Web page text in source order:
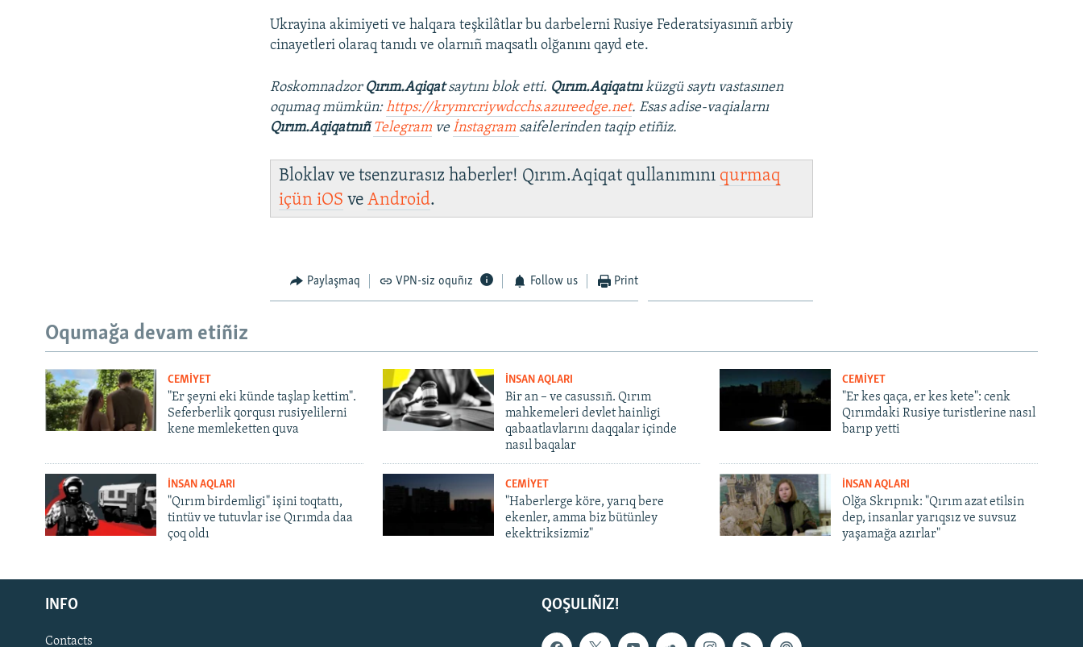
Русский
Українською
Ukrayina akimiyeti ve halqara teşkilâtlar bu darbelerni Rusiye Federatsiyasınıñ arbiy
cinayetleri olaraq tanıdı ve olarnıñ maqsatlı olğanını qayd ete.
Roskomnadzor Qırım.Aqiqatsaytını blok etti. Qırım.Aqiqatnıküzgü saytı vastasınen
oqumaq mümkün:https://krymrcriywdcchs.azureedge.net. Esas adise-vaqialarnı
Qırım.Aqiqatnıñ Telegram veİnstagram saifelerinden taqip etiñiz.
Bloklav ve tsenzurasız haberler! Qırım.Aqiqat qullanımını qurmaq
içüniOS veAndroid.
Paylaşmaq VPN-siz oquñız Follow us Print
Oqumağa devam etiñiz
CEMİYET
"Er şeyni eki künde taşlap kettim".
Seferberlik qorqusı rusiyelilerni
kene memleketten quva
İNSAN AQLARI
Bir an – ve casussıñ. Qırım
mahkemeleri devlet hainligi
qabaatlavlarını daqqalar içinde
nasıl baqalar
CEMİYET
"Er kes qaça, er kes kete": cenk
Qırımdaki Rusiye turistlerine nasıl
barıp yetti
İNSAN AQLARI
"Qırım birdemligi" işini toqtattı,
tintüv ve tutuvlar ise Qırımda daa
çoq oldı
CEMİYET
"Haberlerge köre, yarıq bere
ekenler, amma biz bütünley
ekektriksizmiz"
İNSAN AQLARI
Olğa Skrıpnık: "Qırım azat etilsin
dep, insanlar yarıqsız ve suvsuz
yaşamağa azırlar"
QOŞULIÑIZ!
INFO
Contacts